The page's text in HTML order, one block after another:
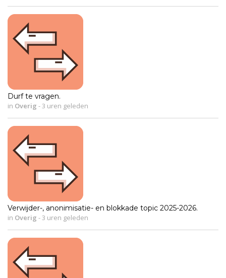
Durf te vragen.
in Overig -3 uren geleden
Verwijder-, anonimisatie- en blokkade topic 2025-2026.
in Overig -3 uren geleden